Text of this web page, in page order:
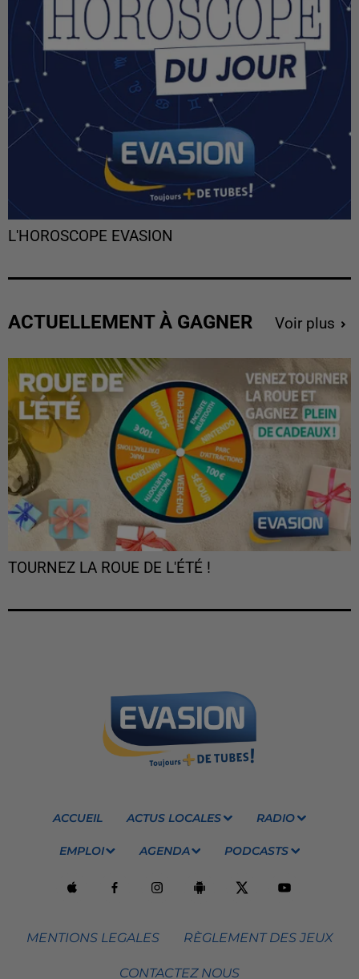
L'HOROSCOPE EVASION
ACTUELLEMENT À GAGNER Voir plus
TOURNEZ LA ROUE DE L'ÉTÉ !
ACCUEIL ACTUS LOCALES RADIO
EMPLOI AGENDA PODCASTS
MENTIONS LEGALES RÈGLEMENT DES JEUX
CONTACTEZ NOUS